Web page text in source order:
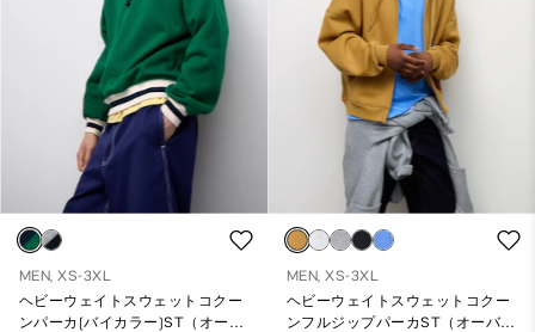
MEN, XS-3XL
ヘビーウェイトスウェットコクー
ンパーカ(バイカラー)ST（オーバ
MEN, XS-3XL
ヘビーウェイトスウェットコクー
ンフルジップパーカST（オーバー